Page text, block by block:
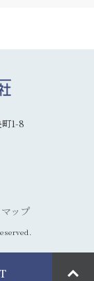
1-8
ップ